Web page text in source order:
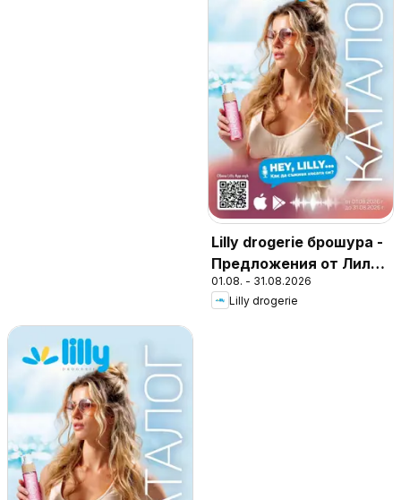
Lilly drogerie брошура -
Предложения от Лили
Дрогерие
01.08. - 31.08.2026
Lilly drogerie